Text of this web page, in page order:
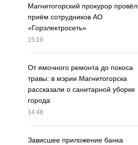
Магнитогорский прокурор провёл
приём сотрудников АО
«Горэлектросеть»
15:19
От ямочного ремонта до покоса
травы: в мэрии Магнитогорска
рассказали о санитарной уборке
города
14:48
Зависшее приложение банка